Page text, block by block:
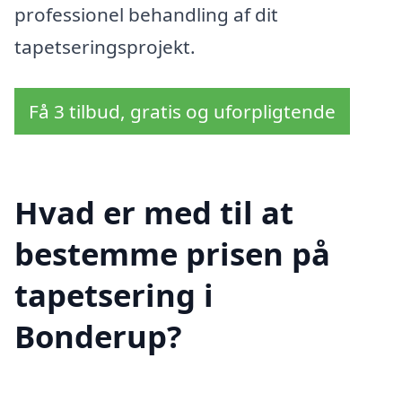
professionel behandling af dit
tapetseringsprojekt.
Få 3 tilbud, gratis og uforpligtende
Hvad er med til at
bestemme prisen på
tapetsering i
Bonderup?